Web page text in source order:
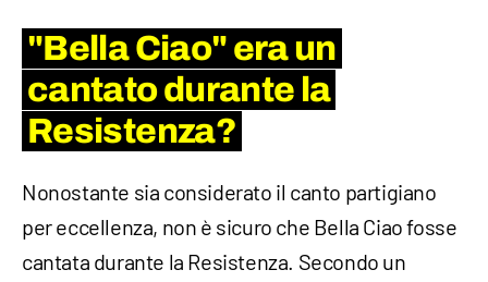
"Bella Ciao" era un
cantato durante la
Resistenza?
Nonostante sia considerato il canto partigiano
per eccellenza, non è sicuro che Bella Ciao fosse
cantata durante la Resistenza. Secondo un